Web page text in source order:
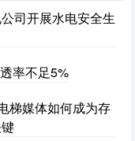
司开展水电安全生
率不足5%
梯媒体如何成为存